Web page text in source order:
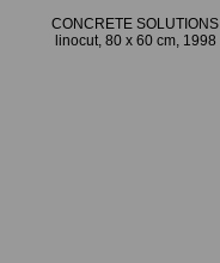
CONCRETE SOLUTIONS
linocut, 80 x 60 cm, 1998